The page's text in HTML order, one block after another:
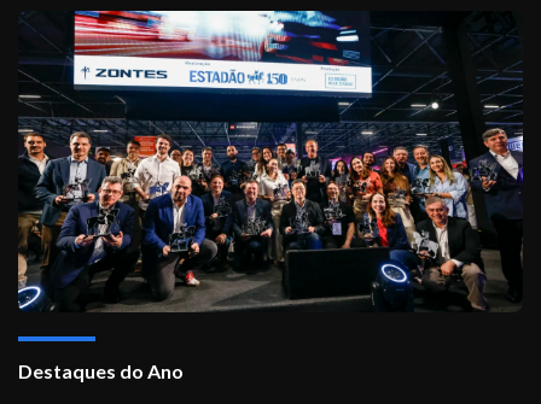
Destaques do Ano